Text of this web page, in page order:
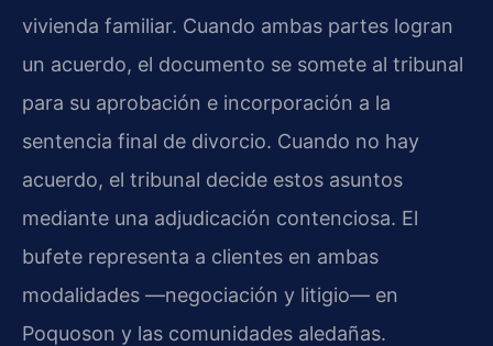
vivienda familiar. Cuando ambas partes logran
un acuerdo, el documento se somete al tribunal
para su aprobación e incorporación a la
sentencia final de divorcio. Cuando no hay
acuerdo, el tribunal decide estos asuntos
mediante una adjudicación contenciosa. El
bufete representa a clientes en ambas
modalidades —negociación y litigio— en
Poquoson y las comunidades aledañas.